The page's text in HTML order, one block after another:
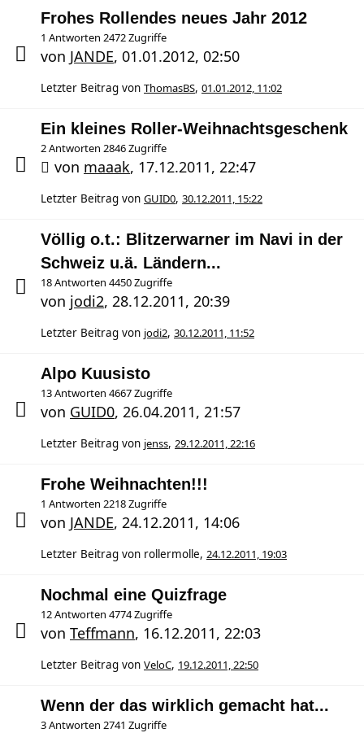
Frohes Rollendes neues Jahr 2012
1 Antworten 2472 Zugriffe
von JANDE, 01.01.2012, 02:50
Letzter Beitrag von ThomasBS, 01.01.2012, 11:02
Ein kleines Roller-Weihnachtsgeschenk
2 Antworten 2846 Zugriffe
von maaak, 17.12.2011, 22:47
Letzter Beitrag von GUID0, 30.12.2011, 15:22
Völlig o.t.: Blitzerwarner im Navi in der
Schweiz u.ä. Ländern...
18 Antworten 4450 Zugriffe
von jodi2, 28.12.2011, 20:39
Letzter Beitrag von jodi2, 30.12.2011, 11:52
Alpo Kuusisto
13 Antworten 4667 Zugriffe
von GUID0, 26.04.2011, 21:57
Letzter Beitrag von jenss, 29.12.2011, 22:16
Frohe Weihnachten!!!
1 Antworten 2218 Zugriffe
von JANDE, 24.12.2011, 14:06
Letzter Beitrag von rollermolle, 24.12.2011, 19:03
Nochmal eine Quizfrage
12 Antworten 4774 Zugriffe
von Teffmann, 16.12.2011, 22:03
Letzter Beitrag von VeloC, 19.12.2011, 22:50
Wenn der das wirklich gemacht hat...
3 Antworten 2741 Zugriffe